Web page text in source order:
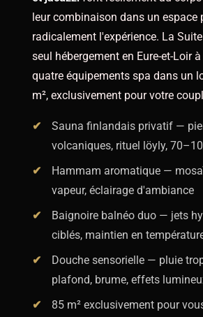
leur combinaison dans un
radicalement l'expérience. La
seul hébergement en Eure-et-Loir
quatre équipements spa dans un
m², exclusivement pour votre
Sauna finlandais privatif —
volcaniques, rituel löyly,
Hammam aromatique —
vapeur, éclairage d'ambiance
Baignoire balnéo duo — jets
ciblés, maintien en
Douche sensorielle — pluie
plafond, brume, effets
85 m² exclusivement pour